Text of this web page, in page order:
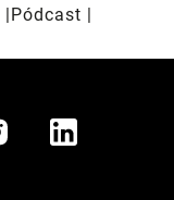
Pódcast